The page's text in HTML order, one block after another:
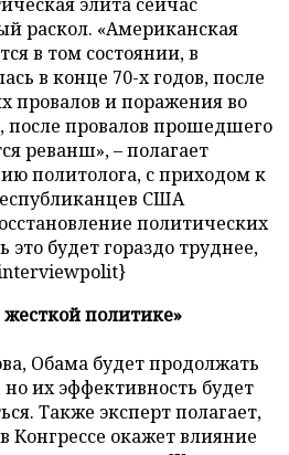
раскол. «Американская
в том состоянии, в
в конце 70-х годов, после
провалов и поражения во
после провалов прошедшего
реванш», – полагает
политолога, с приходом к
США
политических
это будет гораздо труднее,
политике»
Обама будет продолжать
их эффективность будет
Также эксперт полагает,
Конгрессе окажет влияние